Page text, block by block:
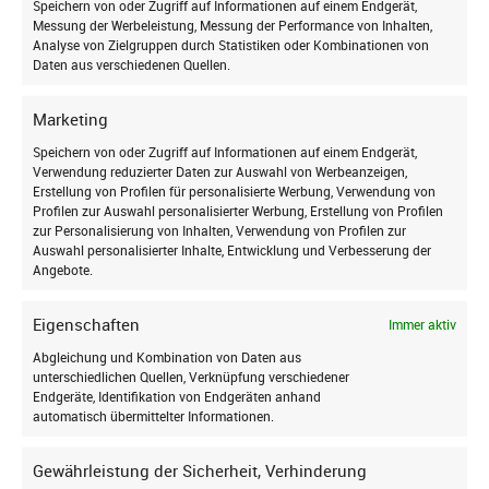
Speichern von oder Zugriff auf Informationen auf einem Endgerät,
Messung der Werbeleistung, Messung der Performance von Inhalten,
Analyse von Zielgruppen durch Statistiken oder Kombinationen von
Daten aus verschiedenen Quellen.
Marketing
Speichern von oder Zugriff auf Informationen auf einem Endgerät,
Verwendung reduzierter Daten zur Auswahl von Werbeanzeigen,
Erstellung von Profilen für personalisierte Werbung, Verwendung von
Profilen zur Auswahl personalisierter Werbung, Erstellung von Profilen
zur Personalisierung von Inhalten, Verwendung von Profilen zur
Auswahl personalisierter Inhalte, Entwicklung und Verbesserung der
Angebote.
Eigenschaften
Immer aktiv
Abgleichung und Kombination von Daten aus
unterschiedlichen Quellen, Verknüpfung verschiedener
Endgeräte, Identifikation von Endgeräten anhand
automatisch übermittelter Informationen.
Gewährleistung der Sicherheit, Verhinderung
48,79€
91,63 €
Jetzt Termin buchen
Entdecken Sie die Welt der Dachfenster wie
nie zuvor! Lassen Sie sich von unseren
Experten durch unser Sortiment führen und
Ihre persönliche Livestream-Beratung per
anmelden
Ich stimme zu, dass meine personenbezogenen Daten
genutzt werden, um werbliche E-Mails zu erhalten, und